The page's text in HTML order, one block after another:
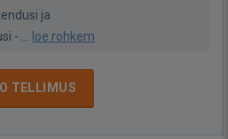
ja
- ...
loe rohkem
TELLIMUS